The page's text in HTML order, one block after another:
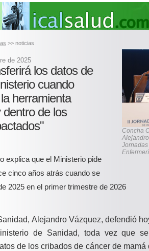
>> noticias
Concha
de 2025
los datos de
cuando
herramienta
de los
explica que el Ministerio pide
cinco años atrás cuando se
2025 en el primer trimestre de 2026
Alejandro Vázquez, defendió
de Sanidad, toda vez que
de los cribados de cáncer de